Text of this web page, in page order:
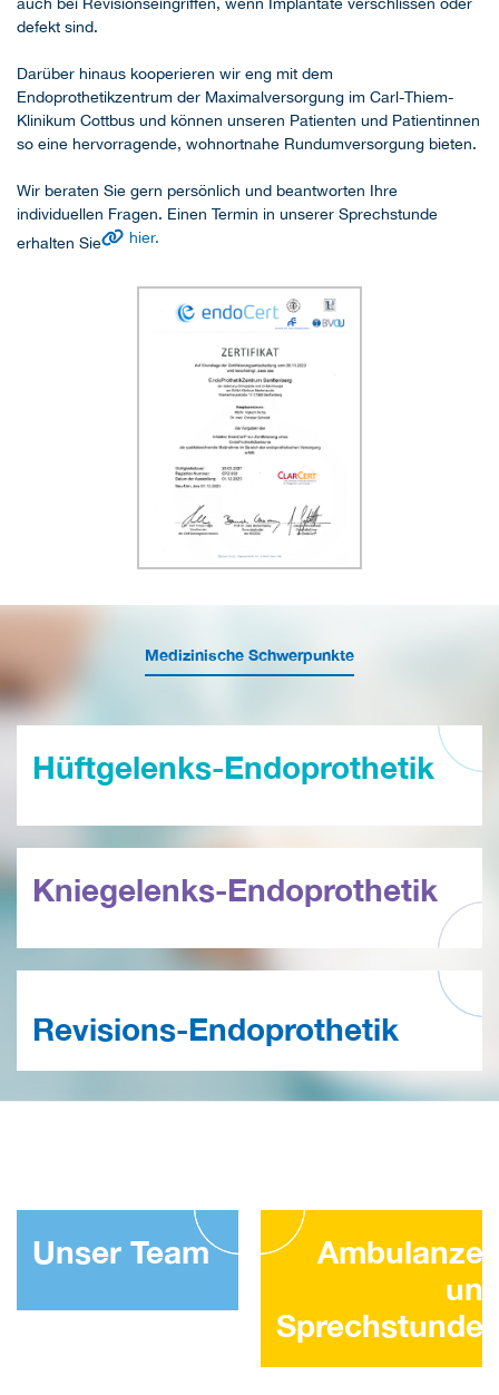
defekt sind.
Darüber hinaus kooperieren wir eng mit dem
Endoprothetikzentrum der Maximalversorgung im Carl-Thiem-
Klinikum Cottbus und können unseren Patienten und Patientinnen
so eine hervorragende, wohnortnahe Rundumversorgung bieten.
Wir beraten Sie gern persönlich und beantworten Ihre
individuellen Fragen. Einen Termin in unserer Sprechstunde
erhalten Sie
hier.
Medizinische Schwerpunkte
Hüftgelenks-Endoprothetik
Kniegelenks-Endoprothetik
Revisions-Endoprothetik
Unser Team